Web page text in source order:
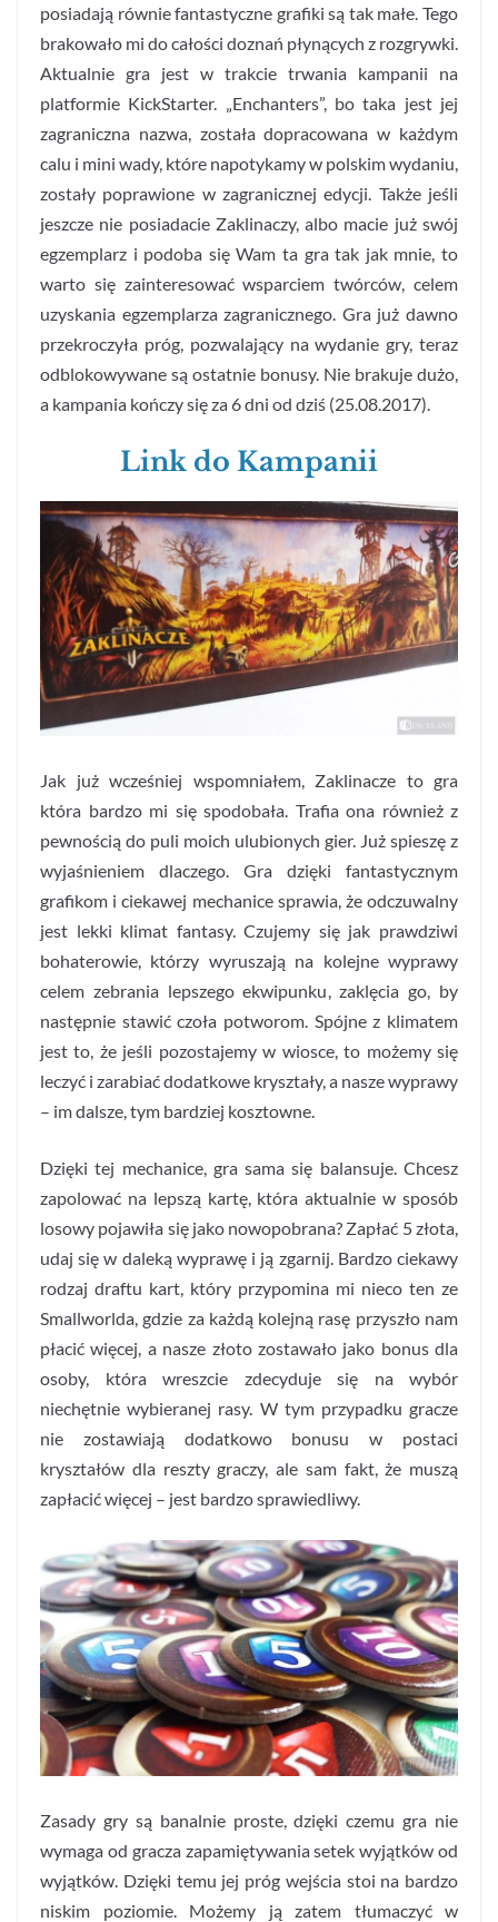
posiadają równie fantastyczne grafiki są tak małe. Tego
brakowało mi do całości doznań płynących z rozgrywki.
Aktualnie gra jest w trakcie trwania kampanii na
platformie KickStarter. „Enchanters”, bo taka jest jej
zagraniczna nazwa, została dopracowana w każdym
calu i mini wady, które napotykamy w polskim wydaniu,
zostały poprawione w zagranicznej edycji. Także jeśli
jeszcze nie posiadacie Zaklinaczy, albo macie już swój
egzemplarz i podoba się Wam ta gra tak jak mnie, to
warto się zainteresować wsparciem twórców, celem
uzyskania egzemplarza zagranicznego. Gra już dawno
przekroczyła próg, pozwalający na wydanie gry, teraz
odblokowywane są ostatnie bonusy. Nie brakuje dużo,
a kampania kończy się za 6 dni od dziś (25.08.2017).
Link do Kampanii
Jak już wcześniej wspomniałem, Zaklinacze to gra
która bardzo mi się spodobała. Trafia ona również z
pewnością do puli moich ulubionych gier. Już spieszę z
wyjaśnieniem dlaczego. Gra dzięki fantastycznym
grafikom i ciekawej mechanice sprawia, że odczuwalny
jest lekki klimat fantasy. Czujemy się jak prawdziwi
bohaterowie, którzy wyruszają na kolejne wyprawy
celem zebrania lepszego ekwipunku, zaklęcia go, by
następnie stawić czoła potworom. Spójne z klimatem
jest to, że jeśli pozostajemy w wiosce, to możemy się
leczyć i zarabiać dodatkowe kryształy, a nasze wyprawy
– im dalsze, tym bardziej kosztowne.
Dzięki tej mechanice, gra sama się balansuje. Chcesz
zapolować na lepszą kartę, która aktualnie w sposób
losowy pojawiła się jako nowopobrana? Zapłać 5 złota,
udaj się w daleką wyprawę i ją zgarnij. Bardzo ciekawy
rodzaj draftu kart, który przypomina mi nieco ten ze
Smallworlda, gdzie za każdą kolejną rasę przyszło nam
płacić więcej, a nasze złoto zostawało jako bonus dla
osoby, która wreszcie zdecyduje się na wybór
niechętnie wybieranej rasy. W tym przypadku gracze
nie zostawiają dodatkowo bonusu w postaci
kryształów dla reszty graczy, ale sam fakt, że muszą
zapłacić więcej – jest bardzo sprawiedliwy.
Zasady gry są banalnie proste, dzięki czemu gra nie
wymaga od gracza zapamiętywania setek wyjątków od
wyjątków. Dzięki temu jej próg wejścia stoi na bardzo
niskim poziomie. Możemy ją zatem tłumaczyć w